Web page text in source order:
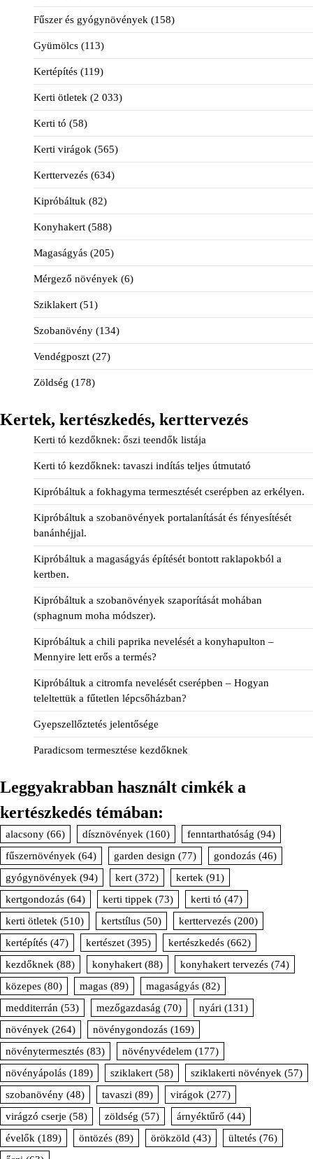
Fűszer és gyógynövények (158)
Gyümölcs (113)
Kertépítés (119)
Kerti ötletek (2 033)
Kerti tó (58)
Kerti virágok (565)
Kerttervezés (634)
Kipróbáltuk (82)
Konyhakert (588)
Magaságyás (205)
Mérgező növények (6)
Sziklakert (51)
Szobanövény (134)
Vendégposzt (27)
Zöldség (178)
Kertek, kertészkedés, kerttervezés
Kerti tó kezdőknek: őszi teendők listája
Kerti tó kezdőknek: tavaszi indítás teljes útmutató
Kipróbáltuk a fokhagyma termesztését cserépben az erkélyen.
Kipróbáltuk a szobanövények portalanítását és fényesítését
banánhéjjal.
Kipróbáltuk a magaságyás építését bontott raklapokból a
kertben.
Kipróbáltuk a szobanövények szaporítását mohában
(sphagnum moha módszer).
Kipróbáltuk a chili paprika nevelését a konyhapulton –
Mennyire lett erős a termés?
Kipróbáltuk a citromfa nevelését cserépben – Hogyan
teleltettük a fűtetlen lépcsőházban?
Gyepszellőztetés jelentősége
Paradicsom termesztése kezdőknek
Leggyakrabban használt cimkék a
kertészkedés témában:
alacsony (66) dísznövények (160) fenntarthatóság (94)
fűszernövények (64) garden design (77) gondozás (46)
gyógynövények (94) kert (372) kertek (91)
kertgondozás (64) kerti tippek (73) kerti tó (47)
kerti ötletek (510) kertstílus (50) kerttervezés (200)
kertépítés (47) kertészet (395) kertészkedés (662)
kezdőknek (88) konyhakert (88) konyhakert tervezés (74)
közepes (80) magas (89) magaságyás (82)
medditerrán (53) mezőgazdaság (70) nyári (131)
növények (264) növénygondozás (169)
növénytermesztés (83) növényvédelem (177)
növényápolás (189) sziklakert (58) sziklakerti növények (57)
szobanövény (48) tavaszi (89) virágok (277)
virágzó cserje (58) zöldség (57) árnyéktűrő (44)
évelők (189) öntözés (89) örökzöld (43) ültetés (76)